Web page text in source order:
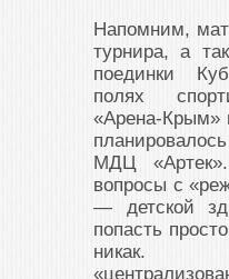
Напомним,
турнира, а
поединки
полях
«Арена-Крым»
МДЦ
вопросы с
— детской
попасть
никак.